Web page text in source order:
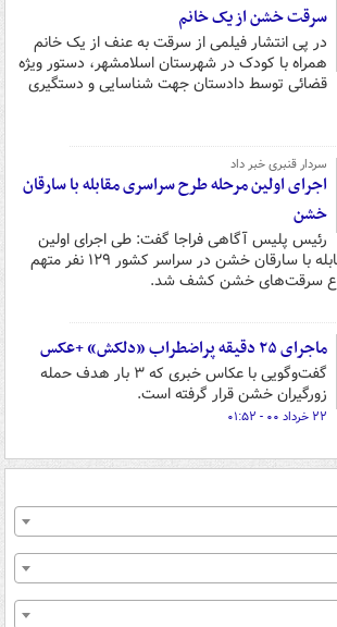
سرقت خشن از یک خانم
در پی انتشار فیلمی از سرقت به عنف از یک خانم
همراه با کودک در شهرستان اسلامشهر، دستور ویژه
قضائی توسط دادستان جهت شناسایی و دستگیری
سردار قنبری خبر داد
اجرای اولین مرحله طرح سراسری مقابله با سارقان
خشن
رئیس پلیس آگاهی فراجا گفت: طی اجرای اولین
مرحله طرح سراسری مقابله با سارقان خشن در سراسر کشور ۱۲۹ نفر متهم
ماجرای ۲۵ دقیقه پراضطراب «دلکش» +عکس
گفت‌وگویی با عکاس خبری که ۳ بار هدف حمله
زورگیران خشن قرار گرفته است.
۲۲ خرداد ۰۰ - ۰۱:۵۲